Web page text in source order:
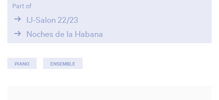
Part of
IJ-Salon 22/23
Noches de la Habana
PIANO ENSEMBLE